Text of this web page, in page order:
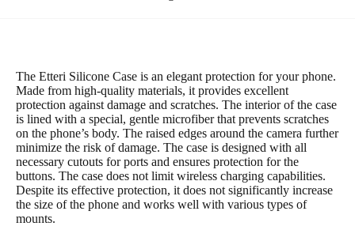
The Etteri Silicone Case is an elegant protection for your phone.
Made from high-quality materials, it provides excellent
protection against damage and scratches. The interior of the case
is lined with a special, gentle microfiber that prevents scratches
on the phone’s body. The raised edges around the camera further
minimize the risk of damage. The case is designed with all
necessary cutouts for ports and ensures protection for the
buttons. The case does not limit wireless charging capabilities.
Despite its effective protection, it does not significantly increase
the size of the phone and works well with various types of
mounts.